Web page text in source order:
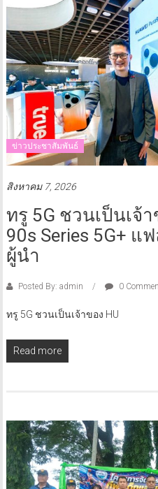
ข่าวประชาสัมพันธ์
สิงหาคม 7, 2026
ทรู 5G ชวนเป็นเจ้า
90s Series 5G+
ผู้นำ
Posted By: admin 0
ทรู 5G ชวนเป็นเจ้าของ HU
Read more